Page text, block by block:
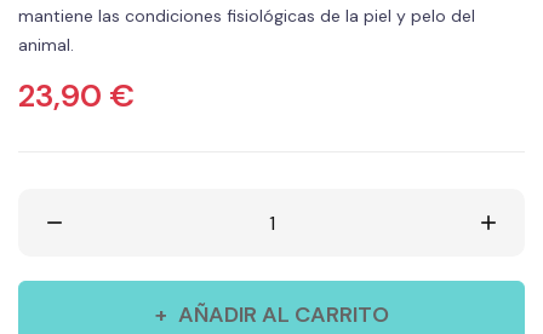
mantiene las condiciones fisiológicas de la piel y pelo del
animal.
23,90 €
remove add
AÑADIR AL CARRITO